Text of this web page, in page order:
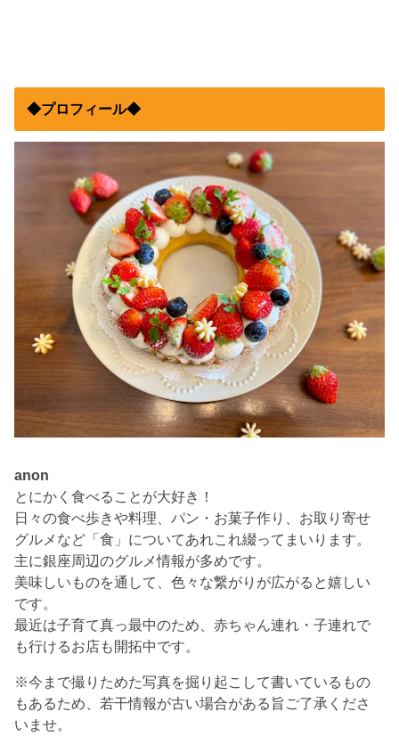
◆プロフィール◆
anon
とにかく食べることが大好き！
日々の食べ歩きや料理、パン・お菓子作り、お取り寄せ
グルメなど「食」についてあれこれ綴ってまいります。
主に銀座周辺のグルメ情報が多めです。
美味しいものを通して、色々な繋がりが広がると嬉しい
です。
最近は子育て真っ最中のため、赤ちゃん連れ・子連れで
も行けるお店も開拓中です。
※今まで撮りためた写真を掘り起こして書いているもの
もあるため、若干情報が古い場合がある旨ご了承くださ
いませ。